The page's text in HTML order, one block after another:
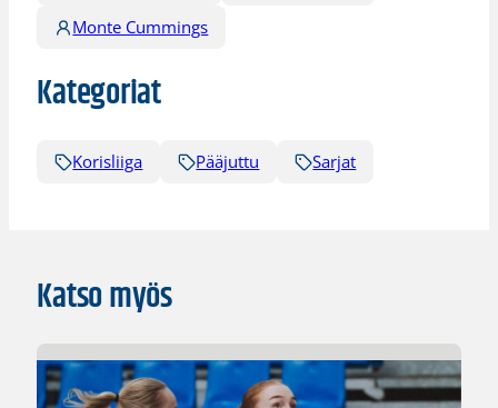
Monte Cummings
Kategoriat
Korisliiga Pääjuttu Sarjat
Katso myös